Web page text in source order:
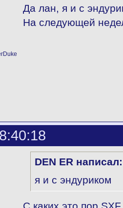
Да лан, я и с
На следующей
DEN ER написал:
я и с эндуриком